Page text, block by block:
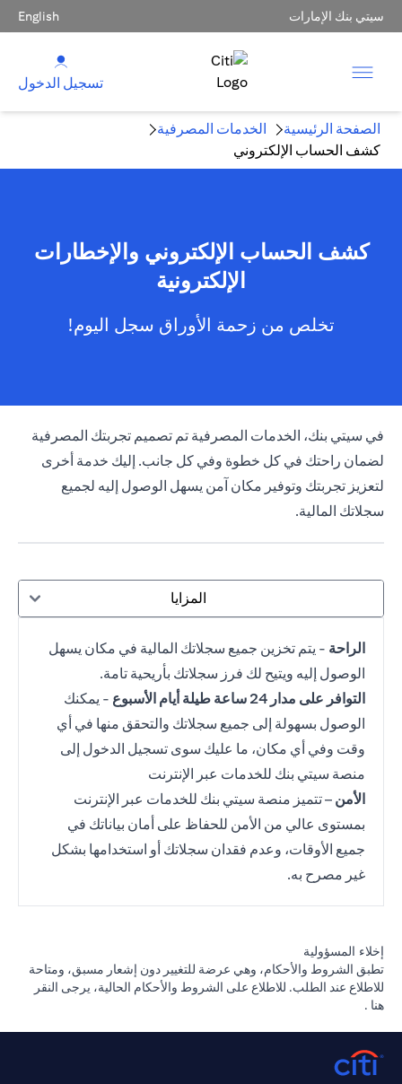
سيتي بنك الإمارات English
تسجيل الدخول
الصفحة الرئيسية
الخدمات المصرفية
كشف الحساب الإلكتروني
كشف الحساب الإلكتروني والإخطارات
الإلكترونية
تخلص من زحمة الأوراق سجل اليوم!
في سيتي بنك، الخدمات المصرفية (opens in a new tab)تم تصميم تجربتك المصرفية
لضمان راحتك في كل خطوة وفي كل جانب. إليك خدمة أخرى
لتعزيز تجربتك وتوفير مكان آمن يسهل الوصول إليه لجميع
سجلاتك المالية.
المزايا
الراحة - يتم تخزين جميع سجلاتك المالية في مكان يسهل
الوصول إليه ويتيح لك فرز سجلاتك بأريحية تامة.
التوافر على مدار 24 ساعة طيلة أيام الأسبوع
- يمكنك
الوصول بسهولة إلى جميع سجلاتك والتحقق منها في أي
وقت وفي أي مكان، ما عليك سوى تسجيل الدخول إلى
منصة سيتي بنك للخدمات عبر الإنترنت
الأمن – تتميز منصة سيتي بنك للخدمات عبر الإنترنت
بمستوى عالي من الأمن للحفاظ على أمان بياناتك في
جميع الأوقات، وعدم فقدان سجلاتك أو استخدامها بشكل
غير مصرح به.
إخلاء المسؤولية
تطبق الشروط والأحكام، وهي عرضة للتغيير دون إشعار مسبق، ومتاحة
للاطلاع عند الطلب. للاطلاع على الشروط والأحكام الحالية، يرجى النقر
هنا .